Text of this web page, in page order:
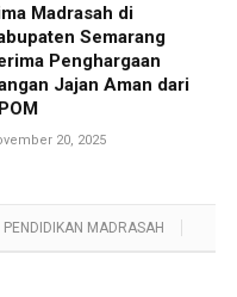
Madrasah di
Semarang
Penghargaan
Jajan Aman dari
20, 2025
PENDIDIKAN MADRASAH